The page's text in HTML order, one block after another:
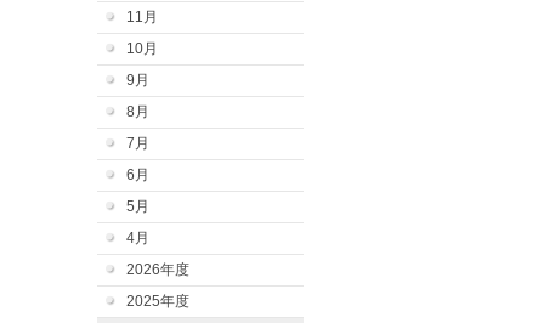
11月
10月
9月
8月
7月
6月
5月
4月
2026年度
2025年度